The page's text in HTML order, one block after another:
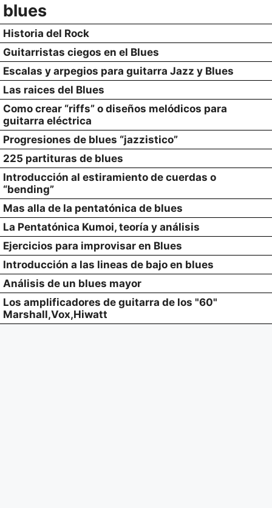
blues
Historia del Rock
Guitarristas ciegos en el Blues
Escalas y arpegios para guitarra Jazz y Blues
Las raices del Blues
Como crear “riffs” o diseños melódicos para
guitarra eléctrica
Progresiones de blues “jazzistico”
225 partituras de blues
Introducción al estiramiento de cuerdas o
“bending”
Mas alla de la pentatónica de blues
La Pentatónica Kumoi, teoría y análisis
Ejercicios para improvisar en Blues
Introducción a las lineas de bajo en blues
Análisis de un blues mayor
Los amplificadores de guitarra de los "60"
Marshall,Vox,Hiwatt